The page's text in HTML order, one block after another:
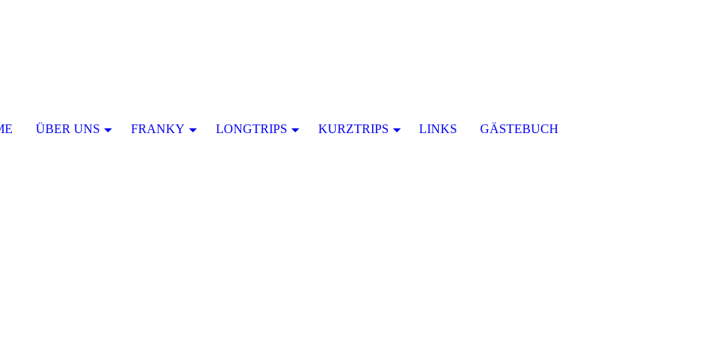
ÜBER UNS FRANKY LONGTRIPS KURZTRIPS LINKS GÄSTEBUCH